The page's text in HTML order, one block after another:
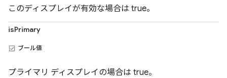
このディスプレイが有効な場合は true。
isPrimary
ブール値
プライマリ ディスプレイの場合は true。